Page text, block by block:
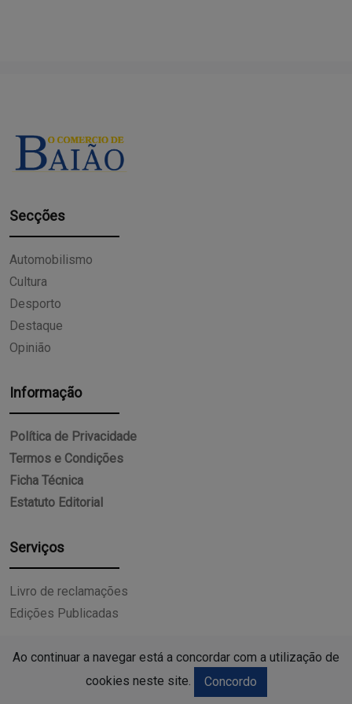
Secções
Automobilismo
Cultura
Desporto
Destaque
Opinião
Informação
Política de Privacidade
Termos e Condições
Ficha Técnica
Estatuto Editorial
Serviços
Livro de reclamações
Edições Publicadas
2026- Todos os direitos reservados.
Ao continuar a navegar está a concordar com a utilização de
cookies neste site.
Concordo